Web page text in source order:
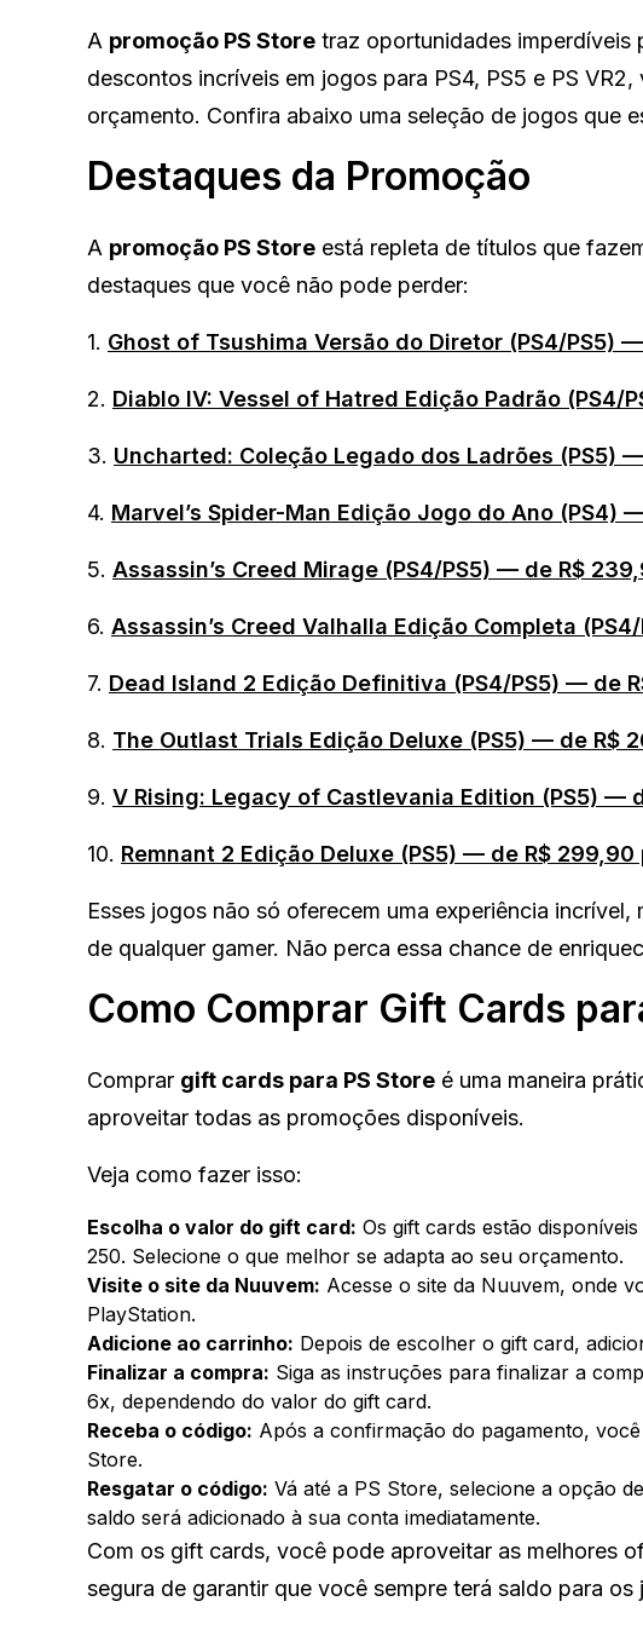
A promoção PS Store traz oportunidades imperdíveis
descontos incríveis em jogos para PS4, PS5 e PS
orçamento. Confira abaixo uma seleção de jogos que
Destaques da Promoção
A promoção PS Store está repleta de títulos que
destaques que você não pode perder:
1. Ghost of Tsushima Versão do Diretor (PS4/PS5)
2. Diablo IV: Vessel of Hatred Edição Padrão (PS4/
3. Uncharted: Coleção Legado dos Ladrões (PS5)
4. Marvel’s Spider-Man Edição Jogo do Ano (PS4)
5. Assassin’s Creed Mirage (PS4/PS5) — de R$
6. Assassin’s Creed Valhalla Edição Completa
7. Dead Island 2 Edição Definitiva (PS4/PS5) — de
8. The Outlast Trials Edição Deluxe (PS5) — de R$
9. V Rising: Legacy of Castlevania Edition (PS5) —
10. Remnant 2 Edição Deluxe (PS5) — de R$ 299,90
Esses jogos não só oferecem uma experiência
de qualquer gamer. Não perca essa chance de
Como Comprar Gift Cards
Comprar gift cards para PS Store é uma maneira
aproveitar todas as promoções disponíveis.
Veja como fazer isso:
Escolha o valor do gift card: Os gift cards estão
250. Selecione o que melhor se adapta ao seu orçamento.
Visite o site da Nuuvem: Acesse o site da Nuuvem, onde
PlayStation.
Adicione ao carrinho: Depois de escolher o gift card,
Finalizar a compra: Siga as instruções para finalizar a
6x, dependendo do valor do gift card.
Receba o código: Após a confirmação do pagamento,
Store.
Resgatar o código: Vá até a PS Store, selecione a opção
saldo será adicionado à sua conta imediatamente.
Com os gift cards, você pode aproveitar as melhores
segura de garantir que você sempre terá saldo para os